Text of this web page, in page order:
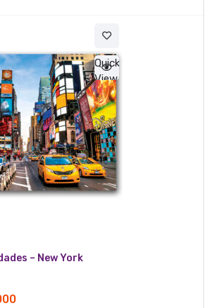
Quick
View
– New York